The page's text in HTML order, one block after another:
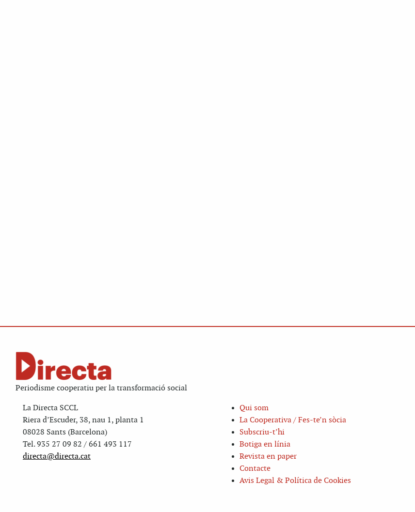
Periodisme cooperatiu per la transformació social
La Directa SCCL
Riera d’Escuder, 38, nau 1, planta 1
08028 Sants (Barcelona)
Tel. 935 27 09 82 / 661 493 117
directa@directa.cat
Qui som
La Cooperativa / Fes-te’n sòcia
Subscriu-t’hi
Botiga en línia
Revista en paper
Contacte
Avis Legal & Política de Cookies